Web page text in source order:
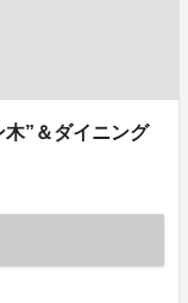
木”＆ダイニング